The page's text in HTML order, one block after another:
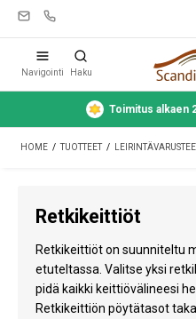
Leirintävarusteet
Teltat
Matkavarusteet
Auto ja peräkärry
Navigointi Haku
Toimitus alkaen
HOME / TUOTTEET /
Retkikeittiöt
Retkikeittiöt on suunniteltu
etuteltassa. Valitse yksi
pidä kaikki keittiövälineesi
Retkikeittiön pöytätasot